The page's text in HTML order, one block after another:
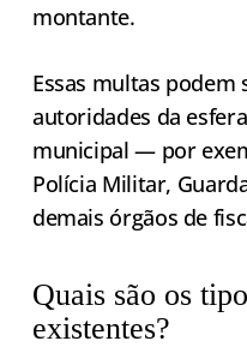
montante.
Essas multas podem
autoridades da
municipal — por
Polícia Militar,
demais órgãos de
Quais são os
existentes?